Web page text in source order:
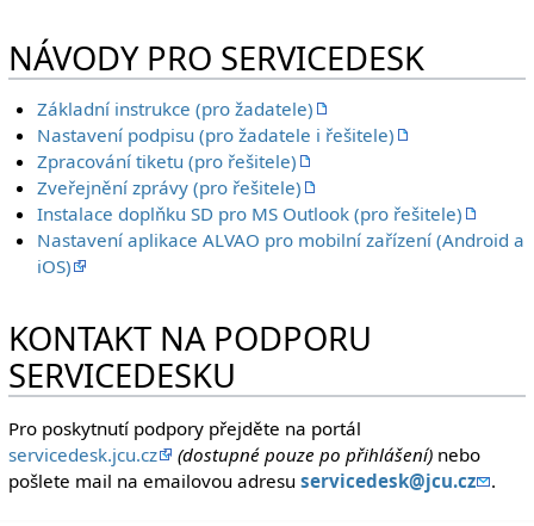
NÁVODY PRO SERVICEDESK
Základní instrukce (pro žadatele)
Nastavení podpisu (pro žadatele i řešitele)
Zpracování tiketu (pro řešitele)
Zveřejnění zprávy (pro řešitele)
Instalace doplňku SD pro MS Outlook (pro řešitele)
Nastavení aplikace ALVAO pro mobilní zařízení (Android a
iOS)
KONTAKT NA PODPORU
SERVICEDESKU
Pro poskytnutí podpory přejděte na portál
servicedesk.jcu.cz
(dostupné pouze po přihlášení)nebo
pošlete mail na emailovou adresu servicedesk@jcu.cz .